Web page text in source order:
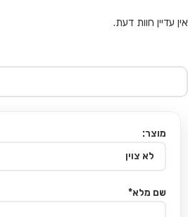
אין עדיין חוות דעת.
מוצר:
שם מלא*